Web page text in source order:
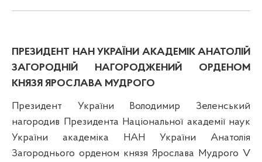
ПРЕЗИДЕНТ НАН УКРАЇНИ АКАДЕМІК АНАТОЛІЙ
ЗАГОРОДНІЙ НАГОРОДЖЕНИЙ ОРДЕНОМ
КНЯЗЯ ЯРОСЛАВА МУДРОГО
Президент України Володимир Зеленський
нагородив Президента Національної академії наук
України академіка НАН України Анатолія
Загороднього орденом князя Ярослава Мудрого V